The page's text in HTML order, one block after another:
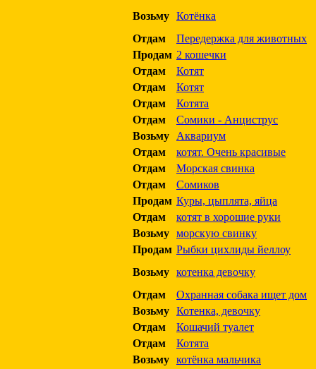
Возьму Котёнка
Отдам
Передержка для животных
Продам 2 кошечки
Отдам
Котят
Отдам
Котят
Отдам
Котята
Отдам
Сомики - Анциструс
Возьму
Аквариум
Отдам
котят. Очень красивые
Отдам
Морская свинка
Отдам
Сомиков
Продам Куры, цыплята, яйца
Отдам
котят в хорошие руки
Возьму морскую свинку
Продам Рыбки цихлиды йеллоу
Возьму котенка девочку
Отдам
Охранная собака ищет дом
Возьму Котенка, девочку
Отдам
Кошачий туалет
Отдам
Котята
Возьму котёнка мальчика